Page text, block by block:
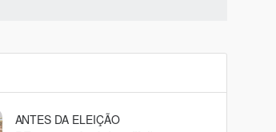
ANTES DA ELEIÇÃO